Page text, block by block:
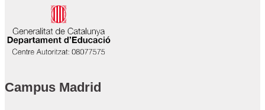
Campus Madrid